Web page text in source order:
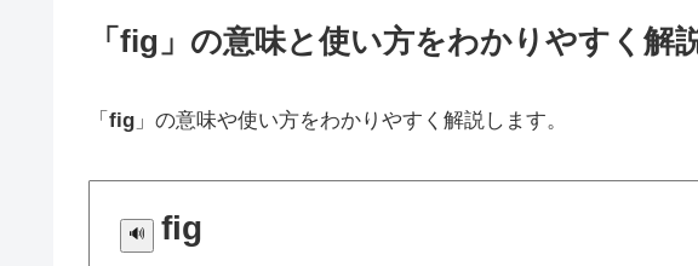
「fig」の意味と使い方をわかりやすく解
「 fig 」の意味や使い方をわかりやすく解説します。
fig